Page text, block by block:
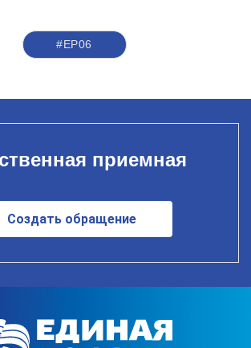
#ЕР06
приемная
Создать обращение